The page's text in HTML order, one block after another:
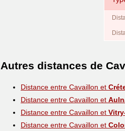
Autres distances de
Distance entre Cavaillon et
Distance entre Cavaillon et
Distance entre Cavaillon et
Distance entre Cavaillon et